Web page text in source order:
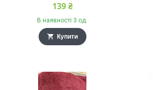
139 ₴
В наявності 3 од.
Купити